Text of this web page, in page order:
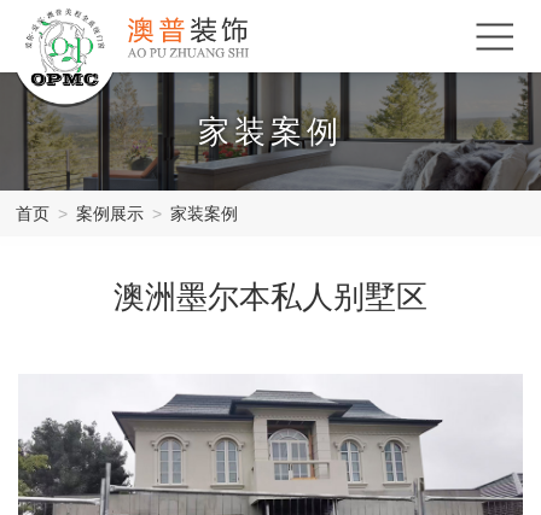
家装案例
首页 > 案例展示 > 家装案例
澳洲墨尔本私人别墅区